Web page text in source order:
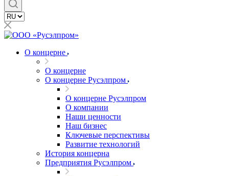
О концерне
О концерне
О концерне Русэлпром
О концерне Русэлпром
О компании
Наши ценности
Наш бизнес
Ключевые перспективы
Развитие технологий
История концерна
Предприятия Русэлпром